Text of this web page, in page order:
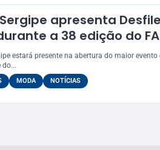
apresenta
a 38 edição do
estará presente na abertura do maior evento
do...
MODA NOTÍCIAS